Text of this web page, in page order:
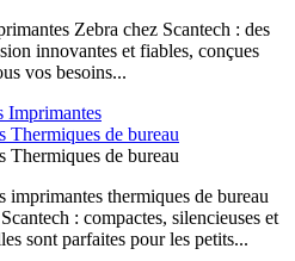
Zebra chez Scantech : des
innovantes et fiables, conçues
vos besoins...
Imprimantes
Thermiques de bureau
Thermiques de bureau
imprimantes thermiques de bureau
: compactes, silencieuses et
sont parfaites pour les petits...